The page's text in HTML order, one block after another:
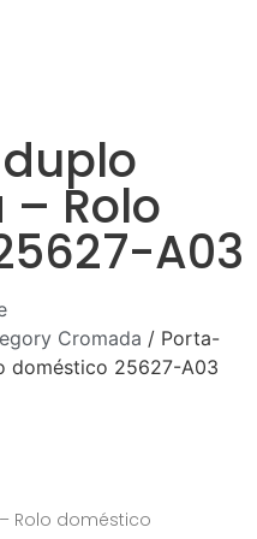
Rolo
A03
Cromada / Porta-
doméstico 25627-A03
Rolo doméstico